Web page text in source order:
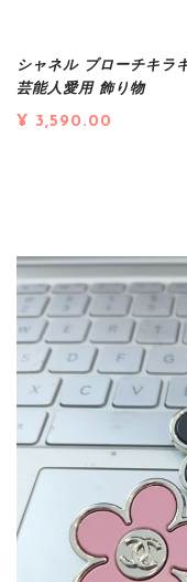
シャネル ブローチキラ
芸能人愛用 飾り物
¥ 3,590.00